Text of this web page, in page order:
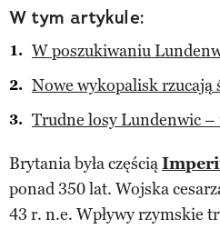
W tym artykule:
W poszukiwaniu
Nowe wykopalisk rzucają
Trudne losy Lundenwic
Brytania była częścią
ponad 350 lat. Wojska
43 r. n.e. Wpływy rzymskie